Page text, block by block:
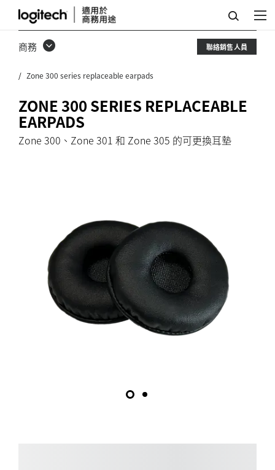
ZONE
300
系
列
可
更
換
商務 聯絡銷售人員
Zone 300 series replaceable earpads
ZONE 300 SERIES REPLACEABLE
EARPADS
Zone 300、Zone 301 和 Zone 305 的可更換耳墊